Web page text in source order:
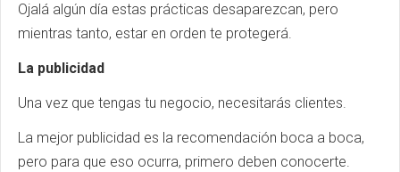
Ojalá algún día estas prácticas desaparezcan, pero
mientras tanto, estar en orden te protegerá.
La publicidad
Una vez que tengas tu negocio, necesitarás clientes.
La mejor publicidad es la recomendación boca a boca,
pero para que eso ocurra, primero deben conocerte.